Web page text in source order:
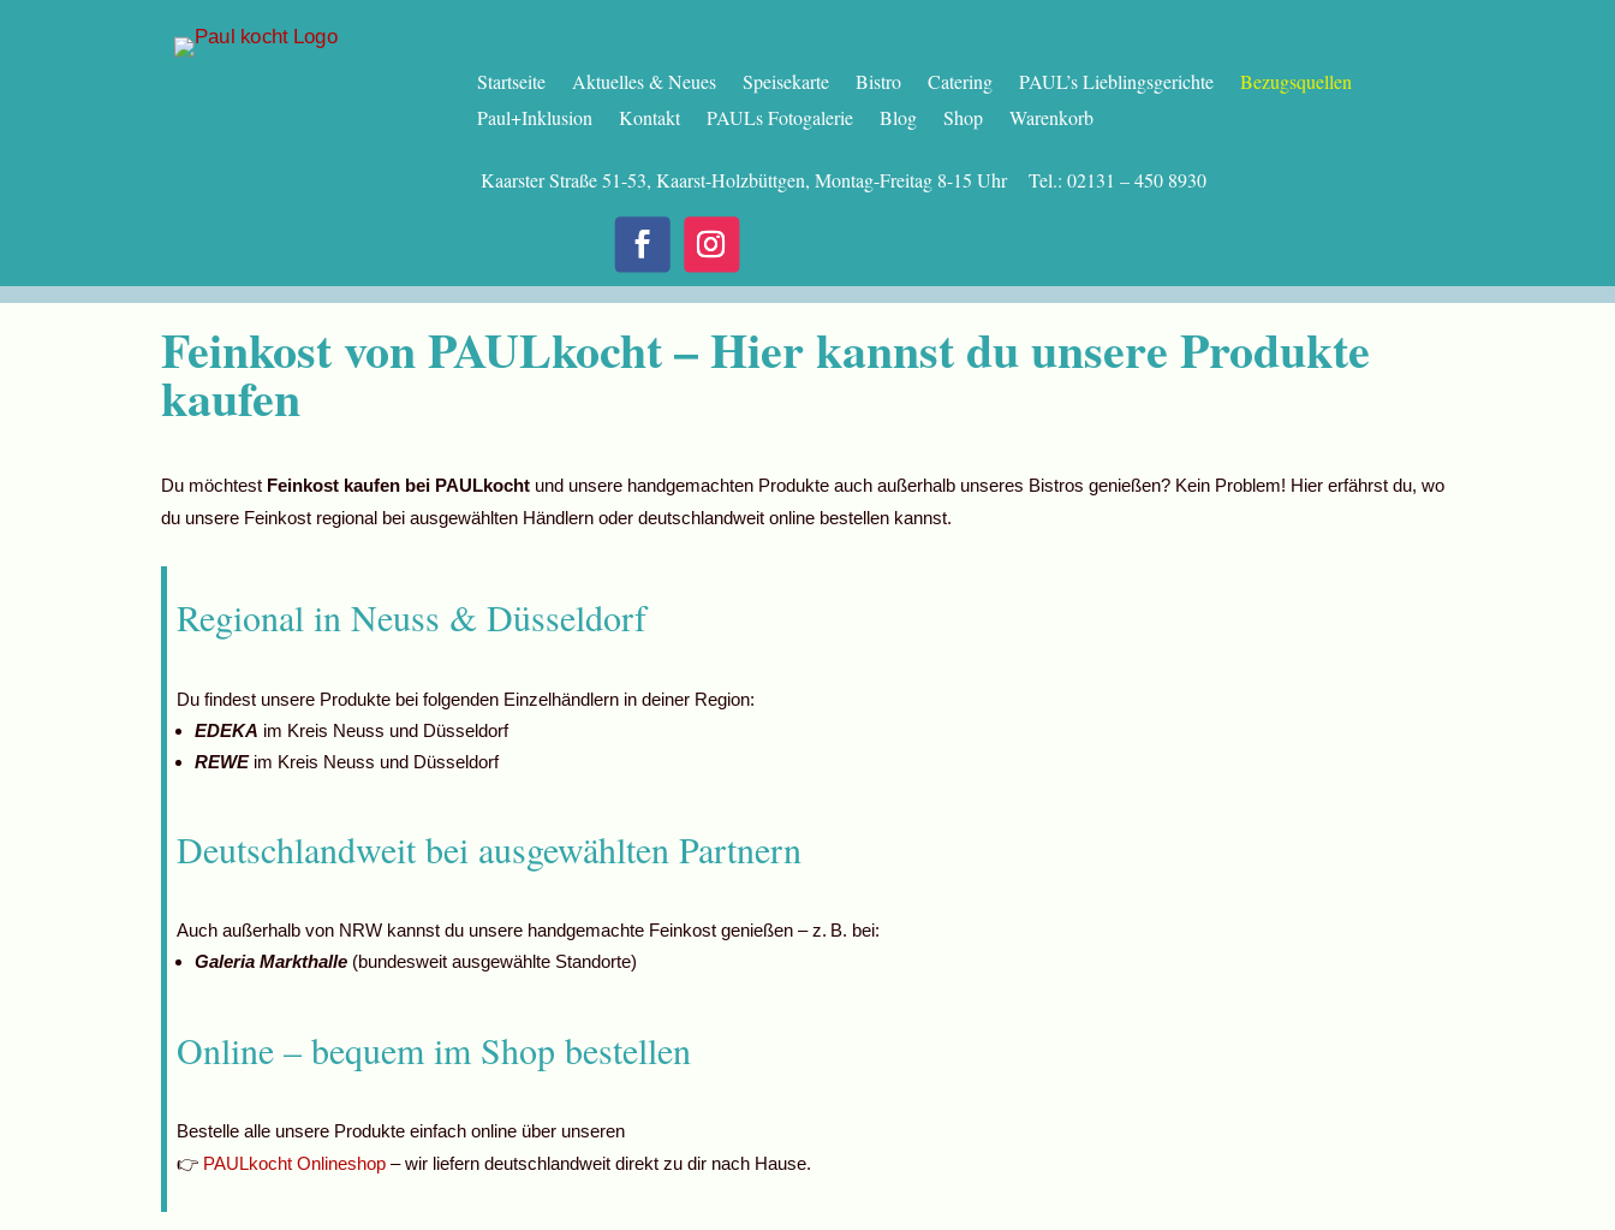
Startseite Aktuelles & Neues Speisekarte Bistro Catering PAUL’s Lieblingsgerichte
Bezugsquellen
Paul+Inklusion
Kontakt PAULs Fotogalerie Blog Shop Warenkorb
Kaarster Straße 51-53, Kaarst-Holzbüttgen, Montag-Freitag 8-15 Uhr Tel.: 02131 – 450 8930
Feinkost von PAULkocht – Hier kannst du unsere Produkte
kaufen
Du möchtest Feinkost kaufen bei PAULkocht und unsere handgemachten Produkte auch außerhalb unseres Bistros genießen? Kein Problem! Hier erfährst du, wo
du unsere Feinkost regional bei ausgewählten Händlern oder deutschlandweit online bestellen kannst.
Regional in Neuss & Düsseldorf
Du findest unsere Produkte bei folgenden Einzelhändlern in deiner Region:
EDEKA im Kreis Neuss und Düsseldorf
REWEim Kreis Neuss und Düsseldorf
Deutschlandweit bei ausgewählten Partnern
Auch außerhalb von NRW kannst du unsere handgemachte Feinkost genießen – z. B. bei:
Galeria Markthalle (bundesweit ausgewählte Standorte)
Online – bequem im Shop bestellen
Bestelle alle unsere Produkte einfach online über unseren
👉 PAULkocht Onlineshop – wir liefern deutschlandweit direkt zu dir nach Hause.